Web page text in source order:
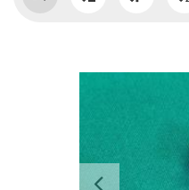
Previous